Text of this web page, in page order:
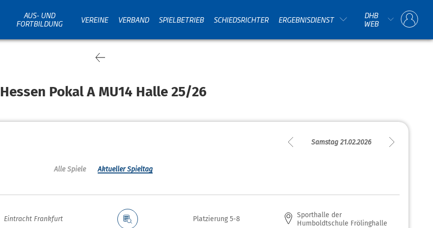
AUS- UND
FORTBILDUNG
VEREINE VERBAND SPIELBETRIEB SCHIEDSRICHTER ERGEBNISDIENST
DHB
WEB
Hessen Pokal A MU14 Halle 25/26
Samstag 21.02.2026
Alle Spiele Aktueller Spieltag
Eintracht Frankfurt Platzierung 5-8
Sporthalle der
Humboldtschule Frölinghalle